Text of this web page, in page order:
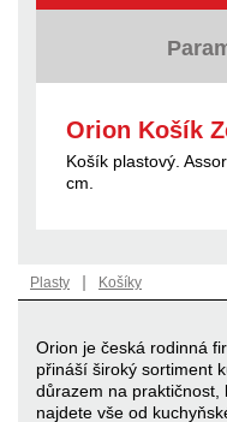
Orion Košík
Košík plastový.
cm.
Plasty | Košíky
Orion je česká rodinná
přináší široký sortiment
důrazem na
najdete vše od